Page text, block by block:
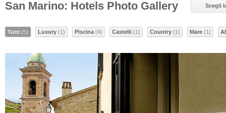
San Marino: Hotels Photo Gallery Scegli
Tutti (5) Luxury (1) Piscina (4) Castelli (1) Country (1) Mare (1)